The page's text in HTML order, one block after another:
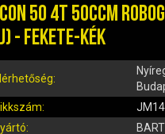
50 4T 50CCM
- FEKETE-KÉK